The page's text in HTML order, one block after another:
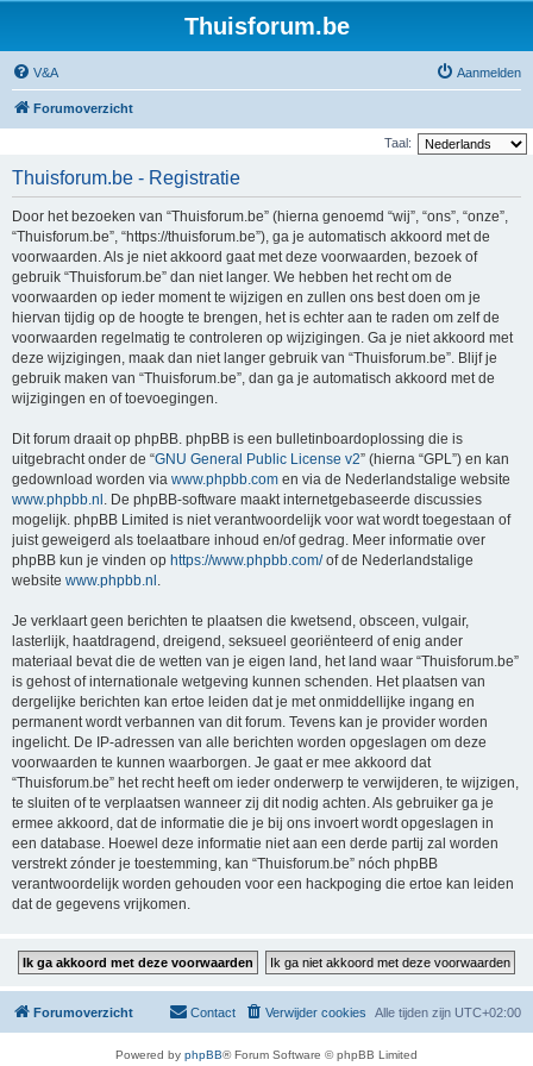
Thuisforum.be
V&A Aanmelden
Forumoverzicht
Taal:
Thuisforum.be - Registratie
Door het bezoeken van “Thuisforum.be” (hierna genoemd “wij”, “ons”, “onze”,
“Thuisforum.be”, “https://thuisforum.be”), ga je automatisch akkoord met de
voorwaarden. Als je niet akkoord gaat met deze voorwaarden, bezoek of
gebruik “Thuisforum.be” dan niet langer. We hebben het recht om de
voorwaarden op ieder moment te wijzigen en zullen ons best doen om je
hiervan tijdig op de hoogte te brengen, het is echter aan te raden om zelf de
voorwaarden regelmatig te controleren op wijzigingen. Ga je niet akkoord met
deze wijzigingen, maak dan niet langer gebruik van “Thuisforum.be”. Blijf je
gebruik maken van “Thuisforum.be”, dan ga je automatisch akkoord met de
wijzigingen en of toevoegingen.
Dit forum draait op phpBB. phpBB is een bulletinboardoplossing die is
uitgebracht onder de “GNU General Public License v2” (hierna “GPL”) en kan
gedownload worden via www.phpbb.com en via de Nederlandstalige website
www.phpbb.nl . De phpBB-software maakt internetgebaseerde discussies
mogelijk. phpBB Limited is niet verantwoordelijk voor wat wordt toegestaan of
juist geweigerd als toelaatbare inhoud en/of gedrag. Meer informatie over
phpBB kun je vinden op https://www.phpbb.com/of de Nederlandstalige
website www.phpbb.nl .
Je verklaart geen berichten te plaatsen die kwetsend, obsceen, vulgair,
lasterlijk, haatdragend, dreigend, seksueel georiënteerd of enig ander
materiaal bevat die de wetten van je eigen land, het land waar “Thuisforum.be”
is gehost of internationale wetgeving kunnen schenden. Het plaatsen van
dergelijke berichten kan ertoe leiden dat je met onmiddellijke ingang en
permanent wordt verbannen van dit forum. Tevens kan je provider worden
ingelicht. De IP-adressen van alle berichten worden opgeslagen om deze
voorwaarden te kunnen waarborgen. Je gaat er mee akkoord dat
“Thuisforum.be” het recht heeft om ieder onderwerp te verwijderen, te wijzigen,
te sluiten of te verplaatsen wanneer zij dit nodig achten. Als gebruiker ga je
ermee akkoord, dat de informatie die je bij ons invoert wordt opgeslagen in
een database. Hoewel deze informatie niet aan een derde partij zal worden
verstrekt zónder je toestemming, kan “Thuisforum.be” nóch phpBB
verantwoordelijk worden gehouden voor een hackpoging die ertoe kan leiden
dat de gegevens vrijkomen.
Forumoverzicht Alle tijden zijn UTC+02:00
Verwijder cookies
Contact
Powered by phpBB® Forum Software © phpBB Limited